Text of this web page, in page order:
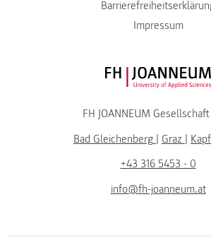
Impressum
FH JOANNEUM
Bad Gleichenberg | Graz |
+43 316 5453 - 0
info@fh-joanneum.at